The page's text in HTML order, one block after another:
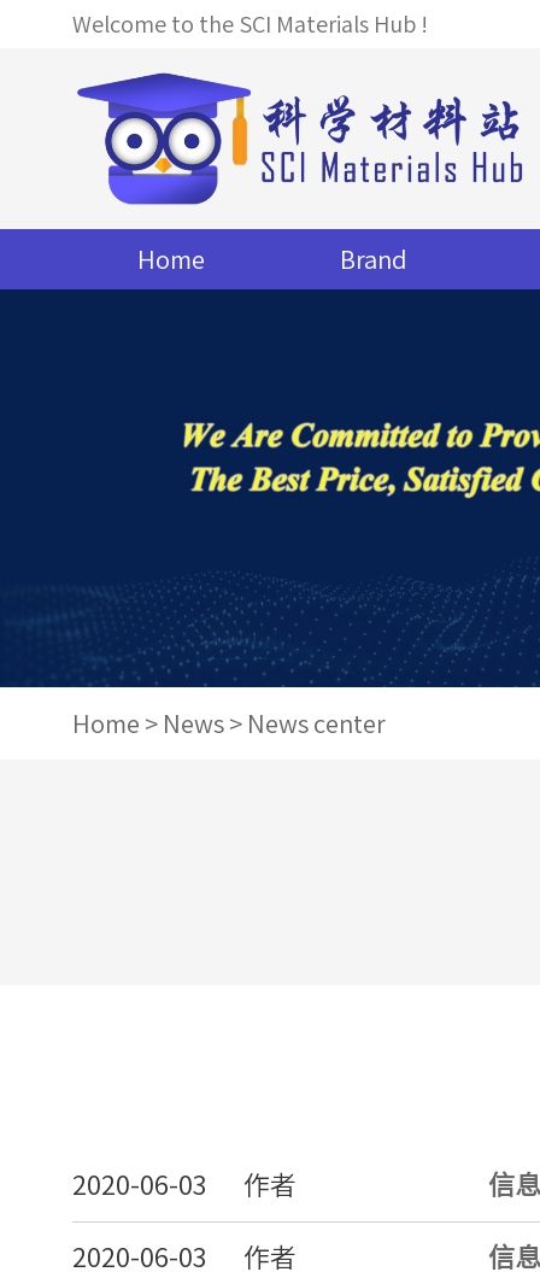
Welcome to the SCI Materials Hub !
Home Brand
Home > News > News center
2020-06-03 作者 信
2020-06-03 作者 信